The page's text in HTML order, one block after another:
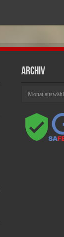
Archiv